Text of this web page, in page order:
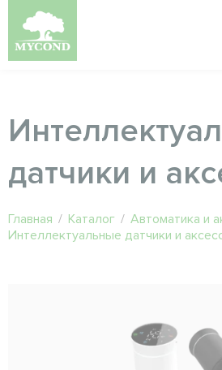
датчики и
Главная / Каталог / Автоматика и
Интеллектуальные датчики и